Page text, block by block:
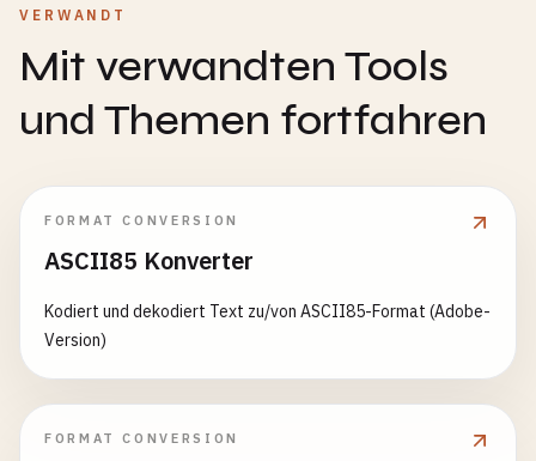
VERWANDT
Mit verwandten Tools
und Themen fortfahren
FORMAT CONVERSION
ASCII85 Konverter
Kodiert und dekodiert Text zu/von ASCII85-Format (Adobe-
Version)
FORMAT CONVERSION